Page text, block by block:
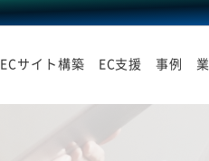
ECサイト構築 EC支援 事例